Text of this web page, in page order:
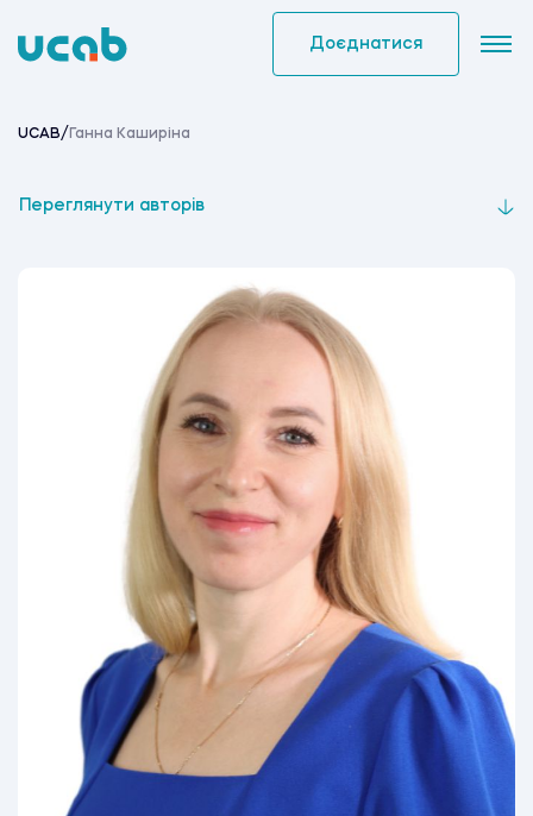
to
Доєднатися
UCAB/ Ганна Каширіна
Переглянути авторів